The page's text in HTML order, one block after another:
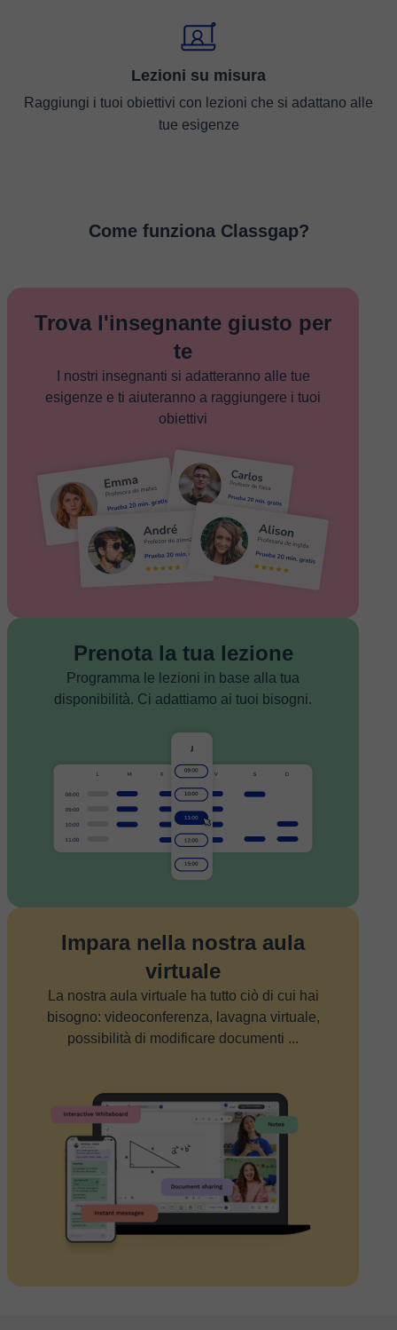
Lezioni su misura
Raggiungi i tuoi obiettivi con lezioni che si adattano alle
tue esigenze
Come funziona Classgap?
Trova l'insegnante giusto per
te
I nostri insegnanti si adatteranno alle tue
esigenze e ti aiuteranno a raggiungere i tuoi
obiettivi
Prenota la tua lezione
Programma le lezioni in base alla tua
disponibilità. Ci adattiamo ai tuoi bisogni.
Impara nella nostra aula
virtuale
La nostra aula virtuale ha tutto ciò di cui hai
bisogno: videoconferenza, lavagna virtuale,
possibilità di modificare documenti ...